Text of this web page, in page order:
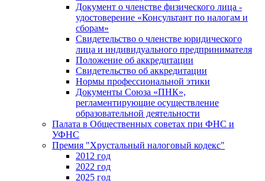
Документ о членстве физического лица -
удостоверение «Консультант по налогам и
сборам»
Свидетельство о членстве юридического
лица и индивидуального предпринимателя
Положение об аккредитации
Свидетельство об аккредитации
Нормы профессиональной этики
Документы Союза «ПНК»,
регламентирующие осуществление
образовательной деятельности
Палата в Общественных советах при ФНС и
УФНС
Премия "Хрустальный налоговый кодекс"
2012 год
2022 год
2025 год